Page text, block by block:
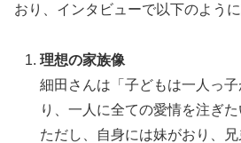
おり、インタビューで以下のよう
理想の家族像
細田さんは「子どもは一人っ
り、一人に全ての愛情を注ぎた
ただし、自身には妹がおり、